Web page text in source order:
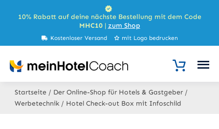
Inhalt10% Rabatt auf deine nächste Bestellung mit dem Code
MHC10| zum Shop
Kostenloser Versand mit Logo bedrucken
Startseite / Der Online-Shop für Hotels & Gastgeber/
Werbetechnik/ Hotel Check-out Box mit Infoschild